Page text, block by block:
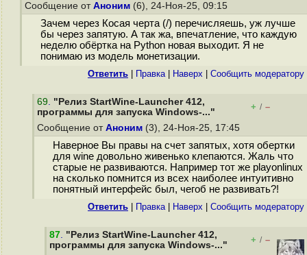
Сообщение от Аноним (6), 24-Ноя-25, 09:15
Зачем через Косая черта (/) перечисляешь, уж лучше
бы через запятую. А так жа, впечатление, что каждую
неделю обёртка на Python новая выходит. Я не
понимаю из модель монетизации.
Ответить Правка| Наверх Cообщить модератору
69. "Релиз StartWine-Launcher 412,
программы для запуска Windows-..."
+ / –
Сообщение от Аноним (3), 24-Ноя-25, 17:45
Наверное Вы правы на счет запятых, хотя обертки
для wine довольно живенько клепаются. Жаль что
старые не развиваются. Например тот же playonlinux
на сколько помнится из всех наиболее интуитивно
понятный интерфейс был, чегоб не развивать?!
Ответить Правка| Наверх Cообщить модератору
87. "Релиз StartWine-Launcher 412,
программы для запуска Windows-..."
+ / –